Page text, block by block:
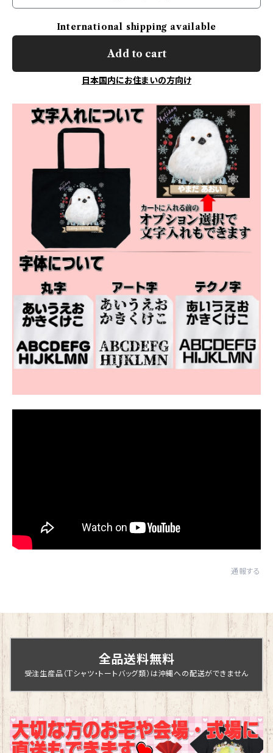
International shipping available
Add to cart
日本国内にお住まいの方向け
通報する
全品送料無料
受注生産品（Tシャツ・トートバッグ類）は沖縄への配送ができません